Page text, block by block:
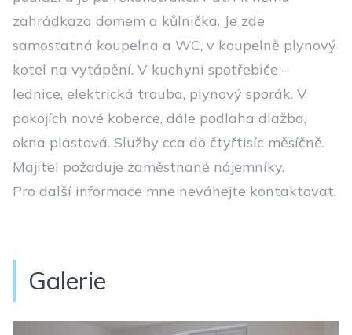
zahrádkaza domem a kůlnička. Je zde
samostatná koupelna a WC, v koupelně plynový
kotel na vytápění. V kuchyni spotřebiče –
lednice, elektrická trouba, plynový sporák. V
pokojích nové koberce, dále podlaha dlažba,
okna plastová. Služby cca do čtyřtisíc měsíčně.
Majitel požaduje zaměstnané nájemníky.
Pro další informace mne neváhejte kontaktovat.
Galerie